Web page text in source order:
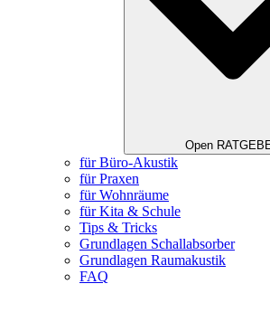
Open
für Büro-Akustik
für Praxen
für Wohnräume
für Kita & Schule
Tips & Tricks
Grundlagen Schallabsorber
Grundlagen Raumakustik
FAQ